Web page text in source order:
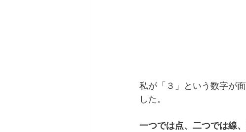
私が「３」という数字が
した。
一つでは点、二つでは線